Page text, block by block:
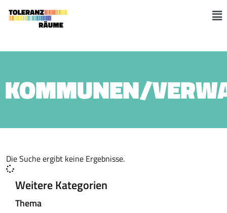
content
KOMMUNEN/
Die Suche ergibt keine Ergebnisse.
Weitere Kategorien
Thema